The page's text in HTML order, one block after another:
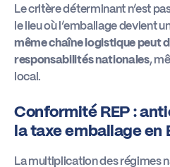
Le critère déterminant n’est
le lieu où l’emballage devient
même chaîne logistique peut
responsabilités nationales,
local.
Conformité REP :
la taxe emballage en
La multiplication des régimes